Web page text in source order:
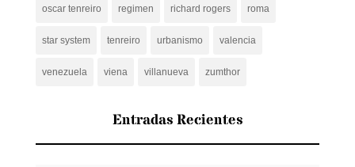
oscar tenreiro regimen richard rogers roma
star system tenreiro urbanismo valencia
venezuela viena villanueva zumthor
Entradas Recientes